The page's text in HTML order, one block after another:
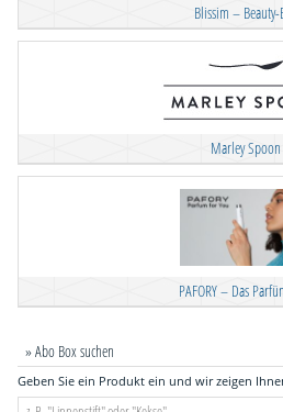
Blissim – Beauty-
Marley Spoon
PAFORY – Das
» Abo Box suchen
Geben Sie ein Produkt ein und wir zeigen